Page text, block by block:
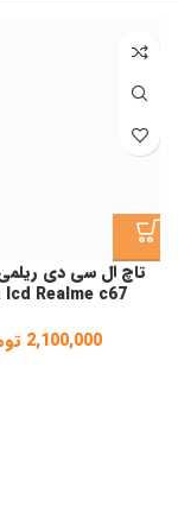
Realme c67
2,100,000